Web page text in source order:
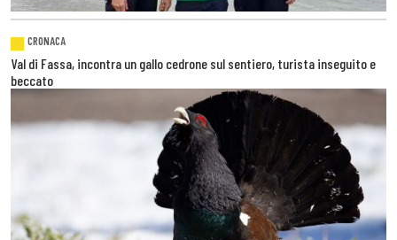
CRONACA
Val di Fassa, incontra un gallo cedrone sul sentiero, turista inseguito e
beccato